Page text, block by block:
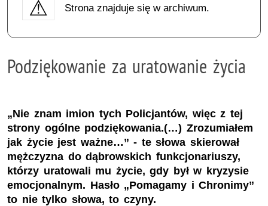
Strona znajduje się w archiwum.
Podziękowanie za uratowanie życia
„Nie znam imion tych Policjantów, więc z tej
strony ogólne podziękowania.(…) Zrozumiałem
jak życie jest ważne…” - te słowa skierował
mężczyzna do dąbrowskich funkcjonariuszy,
którzy uratowali mu życie, gdy był w kryzysie
emocjonalnym. Hasło „Pomagamy i Chronimy”
to nie tylko słowa, to czyny.